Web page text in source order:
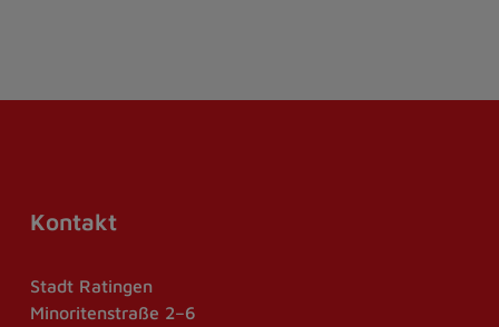
Kontakt
Stadt Ratingen
Minoritenstraße 2–6